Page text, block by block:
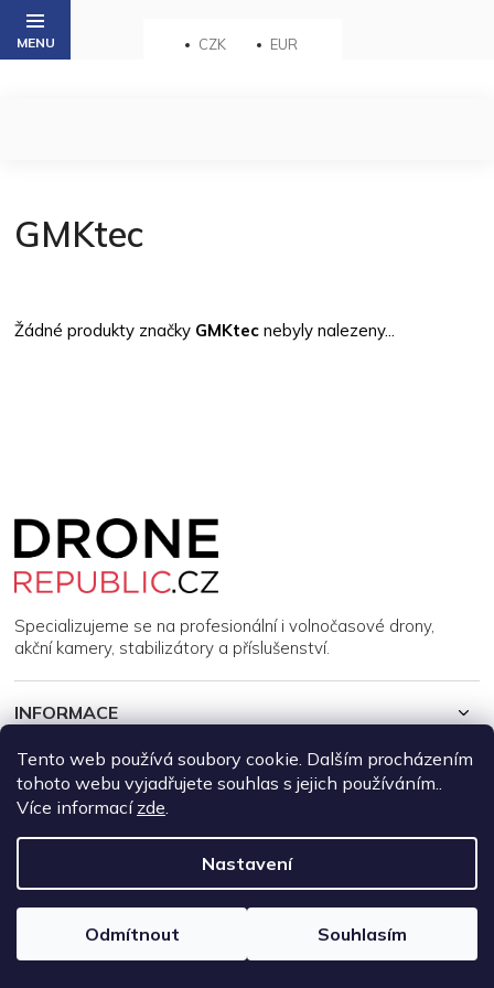
Tento web používá soubory cookie. Dalším procházením
tohoto webu vyjadřujete souhlas s jejich používáním..
Více informací zde.
Nastavení
Odmítnout Souhlasím
Přejít
obsah
CZK EUR
GMKtec
Žádné produkty značky GMKtec nebyly nalezeny...
Specializujeme se na profesionální i volnočasové drony,
akční kamery, stabilizátory a příslušenství.
INFORMACE
MŮJ ÚČET
Copyright 2026DroneRepublic.cz. Všechna práva vyhrazena.
Upravit nastavení cookies